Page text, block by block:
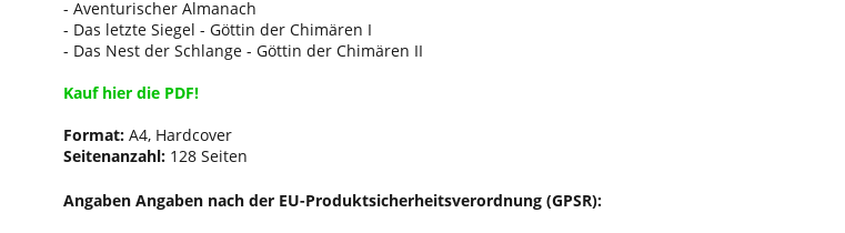
- Aventurischer Almanach
- Das letzte Siegel - Göttin der Chimären I
- Das Nest der Schlange - Göttin der Chimären II
Kauf hier die PDF!
Format: A4, Hardcover
Seitenanzahl: 128 Seiten
Angaben Angaben nach der EU-Produktsicherheitsverordnung (GPSR):